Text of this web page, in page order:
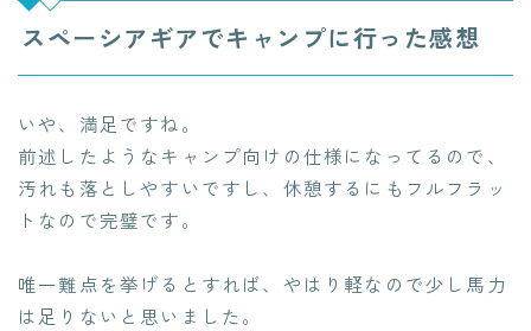
スペーシアギアでキャンプに行った感想
いや、満足ですね。
前述したようなキャンプ向けの仕様になってるので、
汚れも落としやすいですし、休憩するにもフルフラッ
トなので完璧です。
唯一難点を挙げるとすれば、やはり軽なので少し馬力
は足りないと思いました。